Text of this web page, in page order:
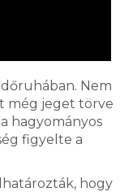
Nem
még jeget törve
hagyományos
figyelte a
hogy